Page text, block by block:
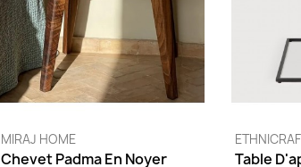
MIRAJ HOME
Chevet Padma En Noyer Table